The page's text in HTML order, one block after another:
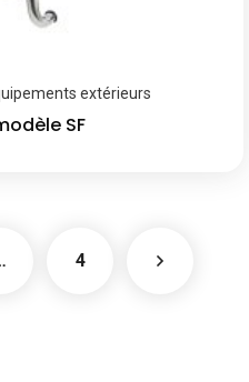
extérieurs
SF
4